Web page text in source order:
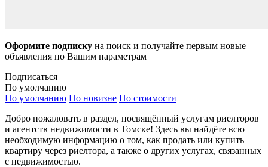
Оформите подписку на поиск и получайте первым новые
объявления по Вашим параметрам
Подписаться
По умолчанию
По умолчанию По новизне По стоимости
Добро пожаловать в раздел, посвящённый услугам риелторов
и агентств недвижимости в Томске! Здесь вы найдёте всю
необходимую информацию о том, как продать или купить
квартиру через риелтора, а также о других услугах, связанных
с недвижимостью.